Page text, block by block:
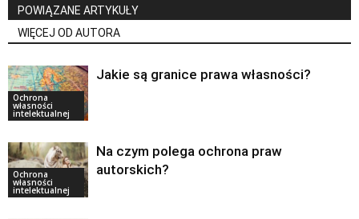
POWIĄZANE ARTYKUŁY
WIĘCEJ OD AUTORA
Ochrona
własności
intelektualnej
Jakie są granice prawa własności?
Ochrona
własności
intelektualnej
Na czym polega ochrona praw
autorskich?